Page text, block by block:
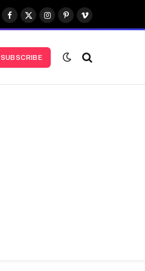
Facebook
X
(Twitter)
Instagram
Pinterest
Vimeo
SUBSCRIBE